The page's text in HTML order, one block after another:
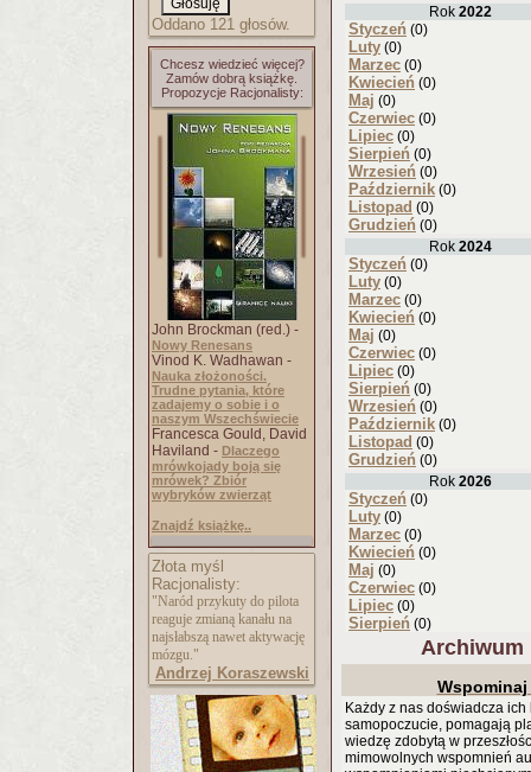
Oddano 121 głosów.
Chcesz wiedzieć więcej?
Zamów dobrą książkę.
Propozycje Racjonalisty:
John Brockman (red.) -
Nowy Renesans
Vinod K. Wadhawan -
Nauka złożoności.
Trudne pytania, które
zadajemy o sobie i o
naszym Wszechświecie
Francesca Gould, David
Haviland - Dlaczego
mrówkojady boją się
mrówek? Zbiór
wybryków zwierząt
Znajdź książkę..
Złota myśl
Racjonalisty:
"Naród przykuty do pilota
reaguje zmianą kanału na
najsłabszą nawet aktywację
mózgu."
Andrzej Koraszewski
Rok 2022
Styczeń (0)
Luty (0)
Marzec (0)
Kwiecień (0)
Maj (0)
Czerwiec (0)
Lipiec (0)
Sierpień (0)
Wrzesień (0)
Październik (0)
Listopad (0)
Grudzień (0)
Rok 2024
Styczeń (0)
Luty (0)
Marzec (0)
Kwiecień (0)
Maj (0)
Czerwiec (0)
Lipiec (0)
Sierpień (0)
Wrzesień (0)
Październik (0)
Listopad (0)
Grudzień (0)
Rok 2026
Styczeń (0)
Luty (0)
Marzec (0)
Kwiecień (0)
Maj (0)
Czerwiec (0)
Lipiec (0)
Sierpień (0)
Archiwum
Każdy z nas doświadcza
samopoczucie, pomagają
wiedzę zdobytą w
mimowolnych wspomnień